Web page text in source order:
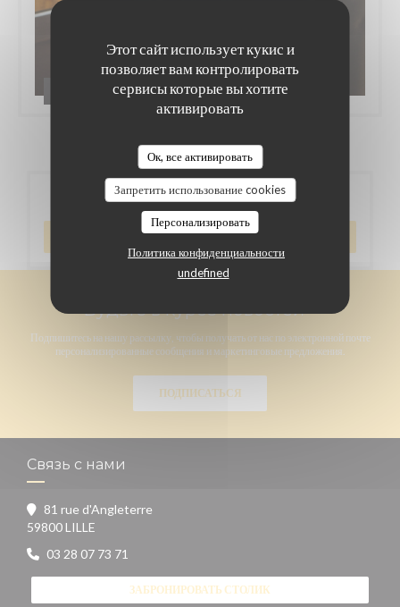
Этот сайт использует кукис и
позволяет вам контролировать
сервисы которые вы хотите
активировать
Ок, все активировать
Запретить использование cookies
Персонализировать
Политика конфиденциальности
undefined
Autour de Vous
Бронирование
ЗАБРОНИРОВАТЬ СТОЛИК
Будьте в курсе новостей*
Подпишитесь на нашу рассылку, чтобы получать от нас по электронной почте
персонализированные сообщения и маркетинговые предложения.
ПОДПИСАТЬСЯ
Связь с нами
81 rue d'Angleterre
59800 LILLE
03 28 07 73 71
ЗАБРОНИРОВАТЬ СТОЛИК